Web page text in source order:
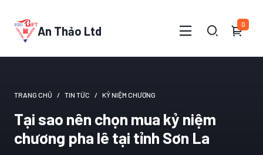
An Thảo Ltd 0
TRANG CHỦ TIN TỨC KỶ NIỆM CHƯƠNG
Tại sao nên chọn mua kỷ niệm
chương pha lê tại tỉnh Sơn La